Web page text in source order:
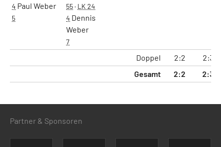
4 Paul Weber
5
55· LK 24
4 Dennis
Weber
7
Doppel 2:2
2:3
Gesamt
2:2 2:3
Partner & Sponsoren